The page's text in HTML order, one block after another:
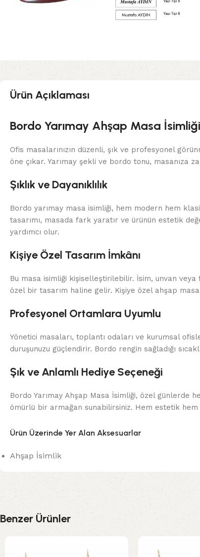
Ürün Açıklaması
Bordo Yarımay Ahşap Masa İsimliği
Ofis masalarınızın düzenli, şık ve profesyonel
öne çıkar. Yarımay şekli ve bordo tonu, masanıza
Şıklık ve Dayanıklılık
Bordo yarımay masa isimliği, hem modern hem
tasarımı, masada fark yaratır ve ürünün estetik
yardımcı olur.
Kişiye Özel Tasarım İmkânı
Bu masa isimliği kişiselleştirilebilir. İsim, unvan
özel bir tasarım haline gelir. Kişiye özel ahşap
Profesyonel Ortamlara Uyumlu
Yönetici masaları, toplantı odaları ve kurumsal
duruşunuzu güçlendirir. Bordo rengin sağladığı
Şık ve Anlamlı Hediye Seçeneği
Bordo Yarımay Ahşap Masa İsimliği, özel günlerde
ömürlü bir armağan sunabilirsiniz. Hem estetik hem
Ürün Üzerinde Yer Alan Aksesuarlar
Ahşap İsimlik
Benzer Ürünler